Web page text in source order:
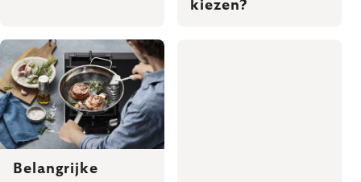
kiezen?
Belangrijke